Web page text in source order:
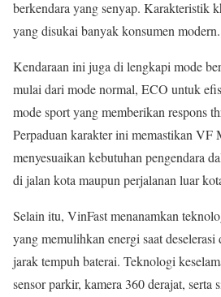
berkendara yang senyap. Karakteristik
yang disukai banyak konsumen modern.
Kendaraan ini juga di lengkapi mode
mulai dari mode normal, ECO untuk
mode sport yang memberikan respons
Perpaduan karakter ini memastikan VF
menyesuaikan kebutuhan pengendara
di jalan kota maupun perjalanan luar
Selain itu, VinFast menanamkan
yang memulihkan energi saat
jarak tempuh baterai. Teknologi
sensor parkir, kamera 360 derajat, serta